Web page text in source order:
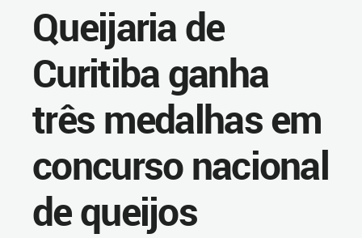
Queijaria de
Curitiba ganha
três medalhas em
concurso nacional
de queijos